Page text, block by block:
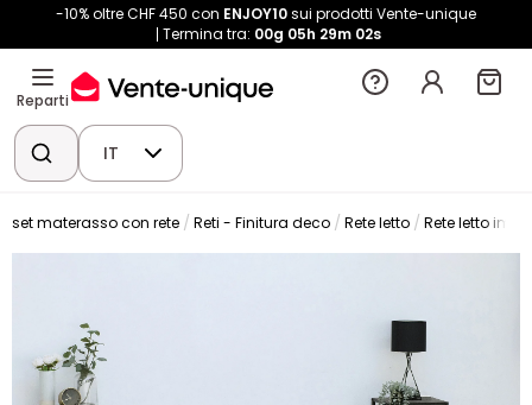
-10% oltre CHF 450 con ENJOY10sui prodotti Vente-unique
Termina tra: 00g 05h 29m 02s
Reparti
IT
set materasso con rete Reti - Finitura deco Rete letto Rete letto